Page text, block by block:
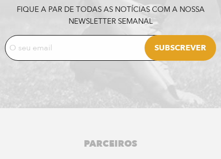
FIQUE A PAR DE TODAS AS NOTÍCIAS COM A NOSSA
NEWSLETTER SEMANAL
PARCEIROS